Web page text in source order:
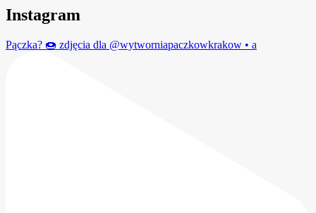
Instagram
Pączka? 🍩 zdjęcia dla @wytworniapaczkowkrakow • a